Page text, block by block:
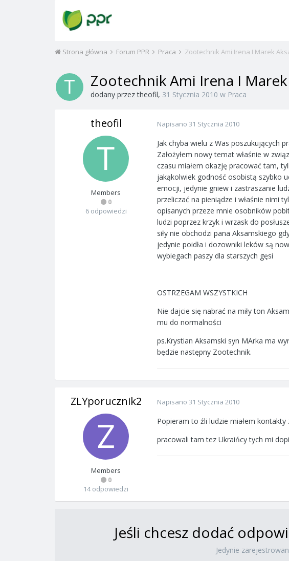
Strona główna Forum PPR Praca Zootechnik Ami Irena I Marek
Zootechnik Ami Irena I Marek
dodany przeztheofil, 31 Stycznia 2010 w Praca
theofil
Members
0
6 odpowiedzi
Napisano 31 Stycznia 2010
Jak chyba wielu z Was poszukujących
Założyłem nowy temat właśnie w
czasu miałem okazję pracować tam,
jakąkolwiek godność osobistą szybko
emocji, jedynie gniew i zastraszanie
przeliczać na pieniądze i właśnie nimi
opisanych przeze mnie osobników
ludzi poprzez krzyk i wrzask do
siły nie obchodzi pana Aksamskiego
jedynie poidła i dozowniki leków są
wybiegach paszy dla starszych gęsi
OSTRZEGAM WSZYSTKICH
Nie dajcie się nabrać na miły ton
mu do normalności
ps.Krystian Aksamski syn MArka ma
będzie następny Zootechnik.
ZLYporucznik2
Members
0
14 odpowiedzi
Napisano 31 Stycznia 2010
Popieram to źli ludzie miałem
pracowali tam tez Ukraińcy tych mi
Jeśli chcesz dodać
Jedynie